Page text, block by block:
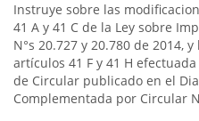
Instruye sobre las
41 A y 41 C de la Ley sobre
N°s 20.727 y 20.780 de 2014,
artículos 41 F y 41 H
de Circular publicado en el
Complementada por Circular